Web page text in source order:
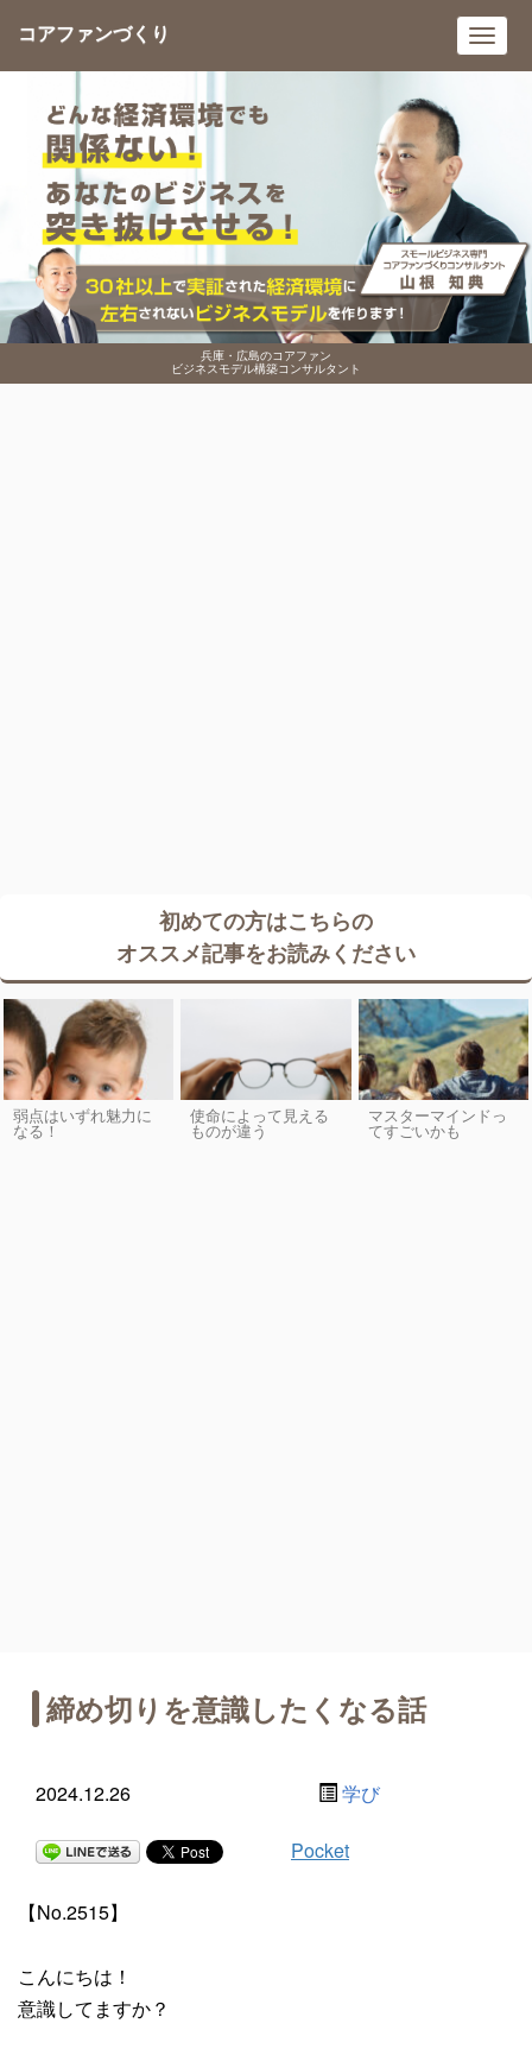
兵庫・広島のコアファン
ビジネスモデル構築コンサルタント
コアファンづくり
初めての方はこちらの
オススメ記事をお読みください
弱点はいずれ魅力に
なる！
使命によって見える
ものが違う
マスターマインドっ
てすごいかも
締め切りを意識したくなる話
2024.12.26 学び
Pocket
【No.2515】
こんにちは！
意識してますか？